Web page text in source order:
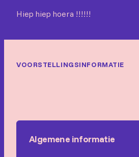
Hiep hiep hoera !!!!!!
VOORSTELLINGSINFORMATIE
Algemene informatie